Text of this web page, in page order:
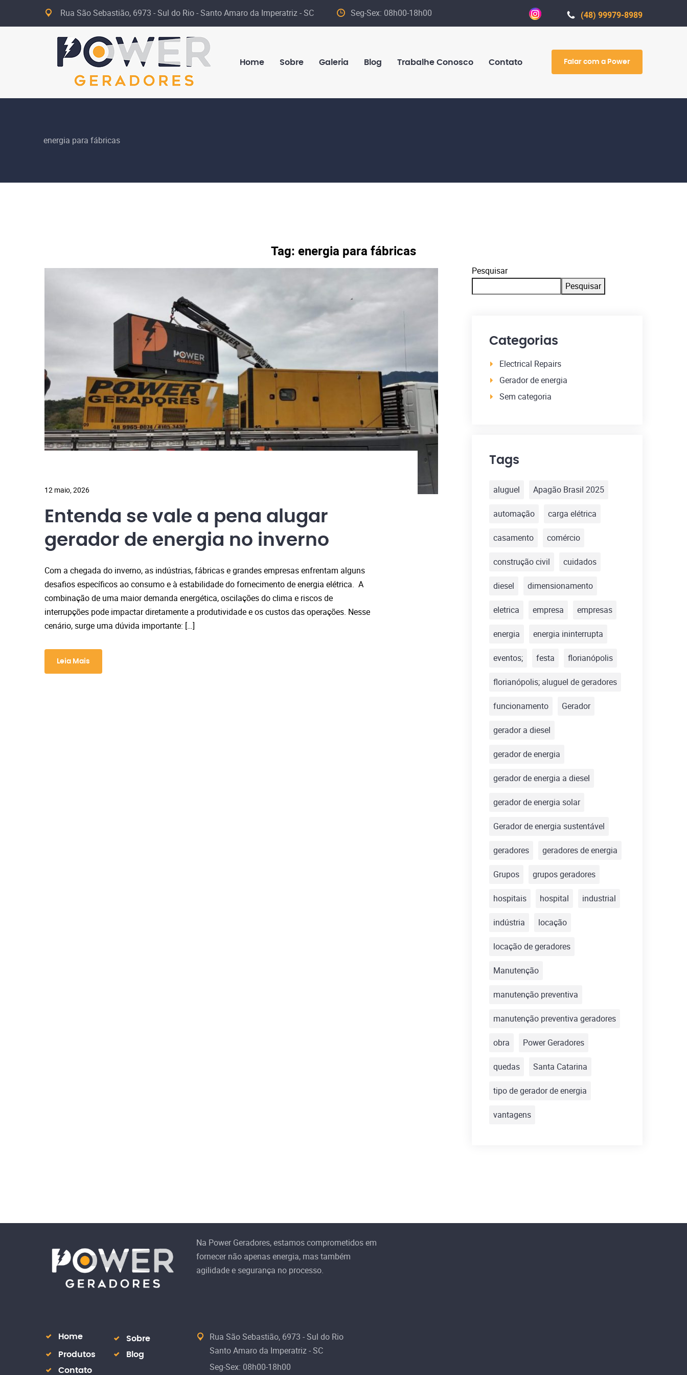
Rua São Sebastião, 6973 - Sul do Rio - Santo Amaro da Imperatriz - SC Seg-Sex: 08h00-18h00 (48) 99979-8989
Home Sobre Galeria Blog Trabalhe Conosco Contato Falar com a Power
energia para fábricas
Tag: energia para fábricas
12 maio, 2026
Entenda se vale a pena alugar
gerador de energia no inverno
Com a chegada do inverno, as indústrias, fábricas e grandes empresas enfrentam alguns
desafios específicos ao consumo e à estabilidade do fornecimento de energia elétrica. A
combinação de uma maior demanda energética, oscilações do clima e riscos de
interrupções pode impactar diretamente a produtividade e os custos das operações. Nesse
cenário, surge uma dúvida importante: […]
Leia Mais
Pesquisar
Pesquisar
Categorias
Electrical Repairs
Gerador de energia
Sem categoria
Tags
aluguel Apagão Brasil 2025
automação carga elétrica
casamento comércio
construção civil cuidados
diesel dimensionamento
eletrica empresa empresas
energia energia ininterrupta
eventos; festa florianópolis
florianópolis; aluguel de geradores
funcionamento Gerador
gerador a diesel
gerador de energia
gerador de energia a diesel
gerador de energia solar
Gerador de energia sustentável
geradores geradores de energia
Grupos grupos geradores
hospitais hospital industrial
indústria locação
locação de geradores
Manutenção
manutenção preventiva
manutenção preventiva geradores
obra Power Geradores
quedas Santa Catarina
tipo de gerador de energia
vantagens
Na Power Geradores, estamos comprometidos em
fornecer não apenas energia, mas também
agilidade e segurança no processo.
Home
Sobre
Produtos
Blog
Contato
Rua São Sebastião, 6973 - Sul do Rio
Santo Amaro da Imperatriz - SC
Seg-Sex: 08h00-18h00